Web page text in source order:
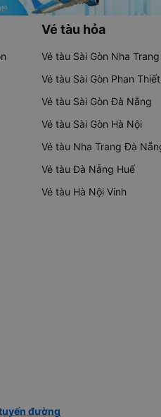
Vé tàu hỏa
Vé tàu Sài Gòn Nha Trang
Vé tàu Sài Gòn Phan Thiết
Vé tàu Sài Gòn Đà Nẵng
Vé tàu Sài Gòn Hà Nội
Vé tàu Nha Trang Đà
Vé tàu Đà Nẵng Huế
Vé tàu Hà Nội Vinh
đường